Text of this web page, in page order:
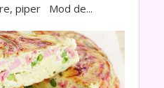
piper Mod de...